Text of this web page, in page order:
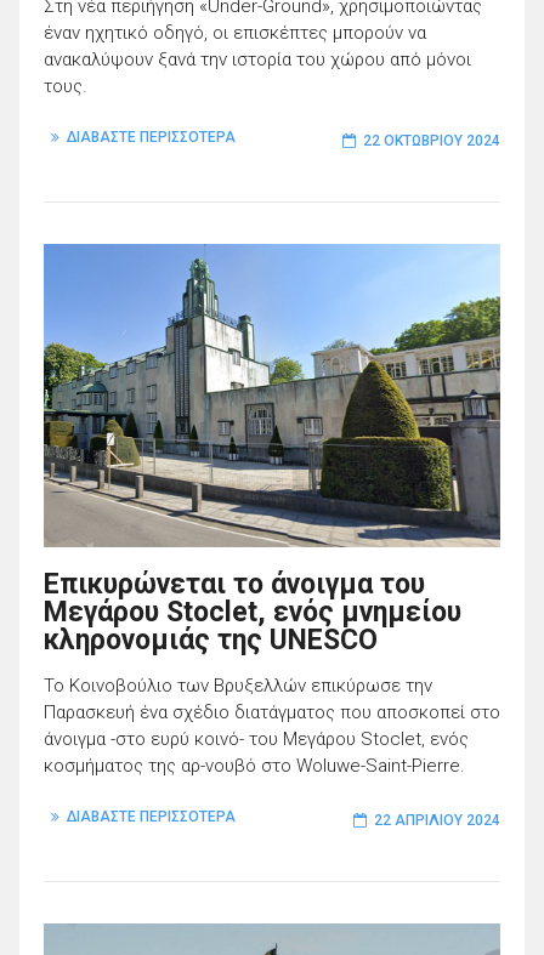
Στη νέα περιήγηση «Under-Ground», χρησιμοποιώντας
έναν ηχητικό οδηγό, οι επισκέπτες μπορούν να
ανακαλύψουν ξανά την ιστορία του χώρου από μόνοι
τους.
ΔΙΑΒΑΣΤΕ ΠΕΡΙΣΣΟΤΕΡΑ 22 ΟΚΤΩΒΡΊΟΥ 2024
Eπικυρώνεται το άνοιγμα του
Μεγάρου Stoclet, ενός μνημείου
κληρονομιάς της UNESCO
Το Κοινοβούλιο των Βρυξελλών επικύρωσε την
Παρασκευή ένα σχέδιο διατάγματος που αποσκοπεί στο
άνοιγμα -στο ευρύ κοινό- του Μεγάρου Stoclet, ενός
κοσμήματος της αρ-νουβό στο Woluwe-Saint-Pierre.
ΔΙΑΒΑΣΤΕ ΠΕΡΙΣΣΟΤΕΡΑ 22 ΑΠΡΙΛΊΟΥ 2024